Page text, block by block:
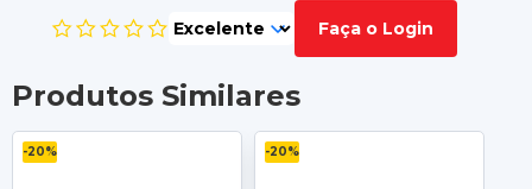
Faça o Login
Produtos Similares
-20% -20%